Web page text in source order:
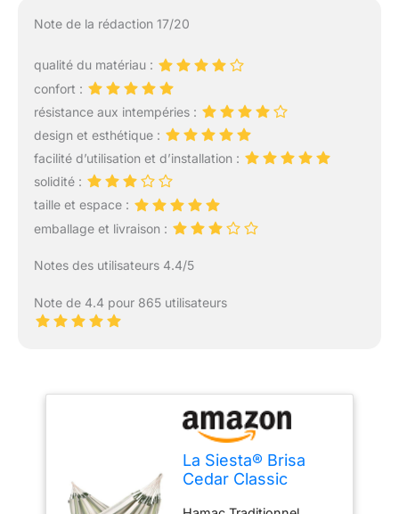
Note de la rédaction 17/20
qualité du matériau :
confort :
résistance aux intempéries :
design et esthétique :
facilité d’utilisation et d’installation :
solidité :
taille et espace :
emballage et livraison :
Notes des utilisateurs 4.4/5
Note de 4.4 pour 865 utilisateurs
La Siesta® Brisa
Cedar Classic